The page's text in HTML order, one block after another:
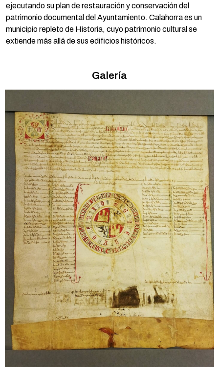
ejecutando su plan de restauración y conservación del
patrimonio documental del Ayuntamiento. Calahorra es un
municipio repleto de Historia, cuyo patrimonio cultural se
extiende más allá de sus edificios históricos.
Galería